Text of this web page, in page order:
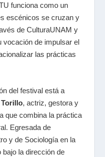
funciona como un
escénicos se cruzan y
de CulturaUNAM y
vocación de impulsar el
las prácticas
del festival está a
, actriz, gestora y
que combina la práctica
Egresada de
y de Sociología en la
la dirección de